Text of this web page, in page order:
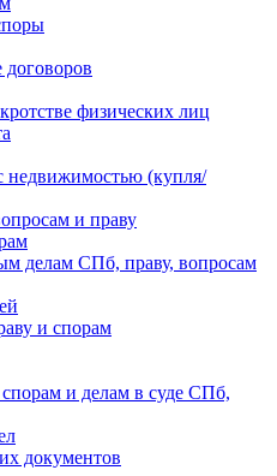
договоров
физических лиц
недвижимостью (купля/
и праву
делам СПб, праву, вопросам
и спорам
и делам в суде СПб,
документов